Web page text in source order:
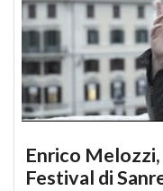
Enrico
Festival di